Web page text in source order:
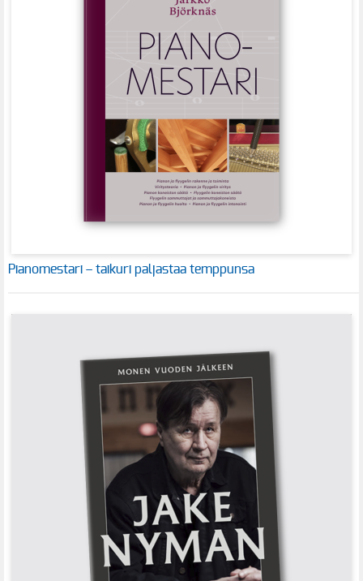
Pianomestari – taikuri paljastaa temppunsa